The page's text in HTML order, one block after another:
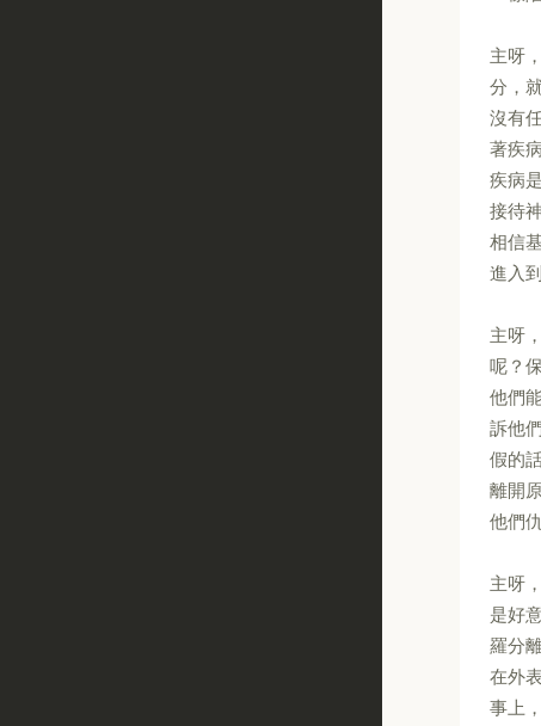
主呀
分，
沒有
著疾
疾病
接待
相信
進入
主呀
呢？
他們
訴他
假的
離開
他們
主呀
是好
羅分
在外
事上